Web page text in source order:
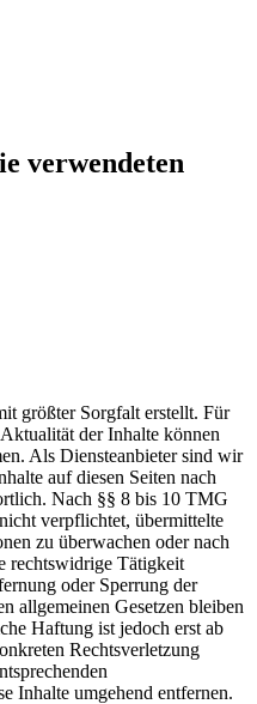
verwendeten
größter Sorgfalt erstellt. Für
der Inhalte können
Als Diensteanbieter sind wir
auf diesen Seiten nach
Nach §§ 8 bis 10 TMG
verpflichtet, übermittelte
zu überwachen oder nach
rechtswidrige Tätigkeit
oder Sperrung der
allgemeinen Gesetzen bleiben
Haftung ist jedoch erst ab
Rechtsverletzung
Inhalte umgehend entfernen.